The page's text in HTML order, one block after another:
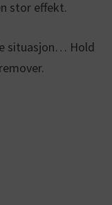
stor effekt.
situasjon… Hold